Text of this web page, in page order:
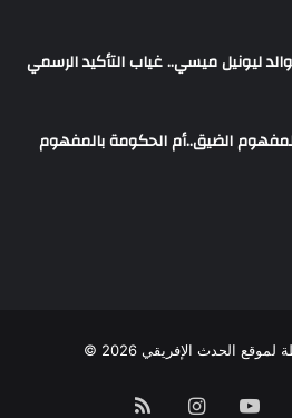
ليونيل ميسي.. غياب التأكيد الرسمي
بالمفهوم الضيق..أم الحكومة بالمفهوم
الحدث الإفريقي 2026 ©
YouTube
Instagram